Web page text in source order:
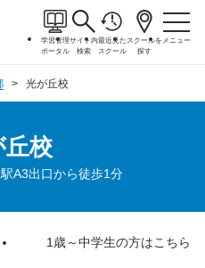
学習管理
ポータル
サイト内
検索
最近見た
スクール
スクールを
探す
メニュー
光が丘校
丘校
A3出口から徒歩1分
1歳～中学生の方はこちら